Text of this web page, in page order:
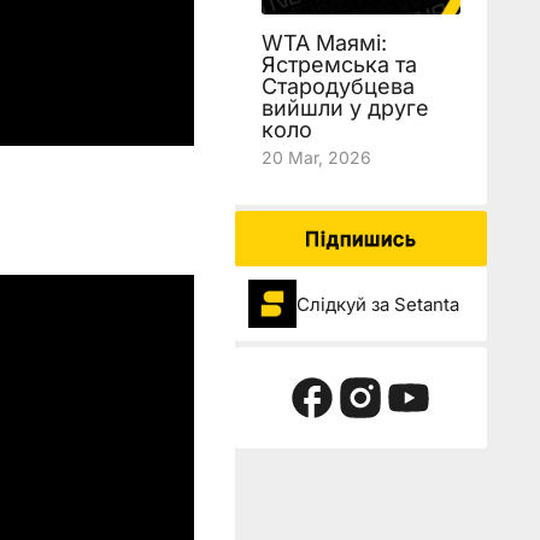
WTA Маямі:
Ястремська та
Стародубцева
вийшли у друге
коло
20 Mar, 2026
Підпишись
Слідкуй за Setanta